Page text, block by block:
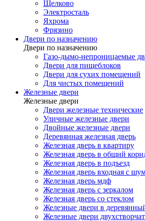
Щелково
Электросталь
Яхрома
Фрязино
Двери по назначению
Двери по назначению
Газо-дымо-непроницаемые
Двери для пищеблоков
Двери для сухих помещений
Для чистых помещений
Железные двери
Железные двери
Двери железные технические
Уличные железные двери
Двойные железные двери
Деревянная железная дверь
Железная дверь в квартиру
Железная дверь в общий
Железная дверь в подъезд
Железная дверь входная с
Железная дверь мдф
Железная дверь с зеркалом
Железная дверь со стеклом
Железные двери в
Железные двери